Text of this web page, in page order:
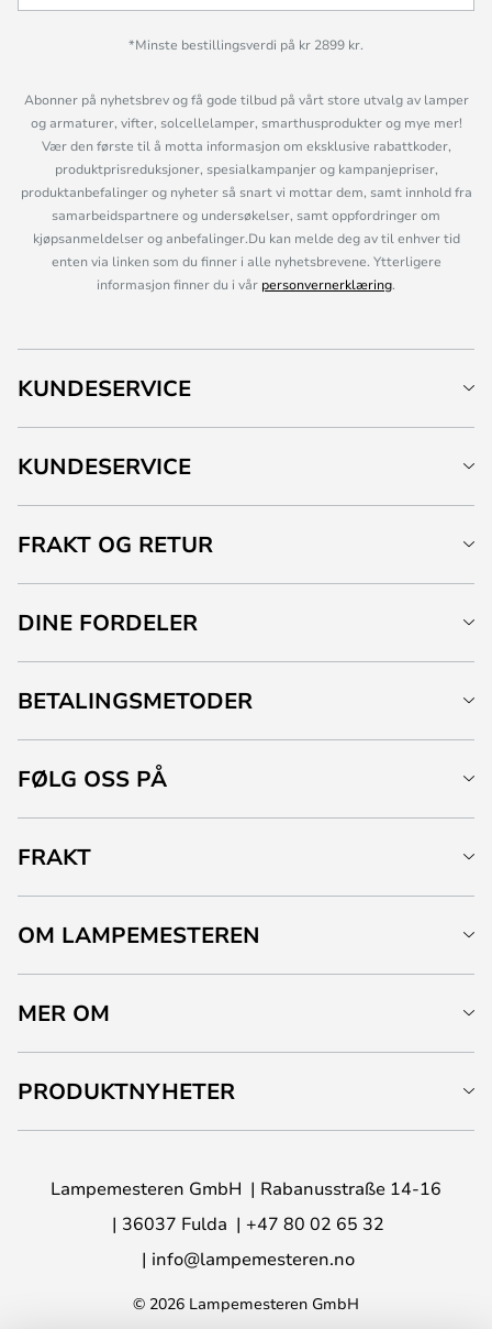
*Minste bestillingsverdi på kr 2899 kr.
Abonner på nyhetsbrev og få gode tilbud på vårt store utvalg av lamper
og armaturer, vifter, solcellelamper, smarthusprodukter og mye mer!
Vær den første til å motta informasjon om eksklusive rabattkoder,
produktprisreduksjoner, spesialkampanjer og kampanjepriser,
produktanbefalinger og nyheter så snart vi mottar dem, samt innhold fra
samarbeidspartnere og undersøkelser, samt oppfordringer om
kjøpsanmeldelser og anbefalinger.Du kan melde deg av til enhver tid
enten via linken som du finner i alle nyhetsbrevene. Ytterligere
informasjon finner du i vår personvernerklæring.
KUNDESERVICE
KUNDESERVICE
FRAKT OG RETUR
DINE FORDELER
BETALINGSMETODER
FØLG OSS PÅ
FRAKT
OM LAMPEMESTEREN
MER OM
PRODUKTNYHETER
Lampemesteren GmbH
Rabanusstraße 14-16
36037 Fulda
+47 80 02 65 32
info@lampemesteren.no
© 2026 Lampemesteren GmbH